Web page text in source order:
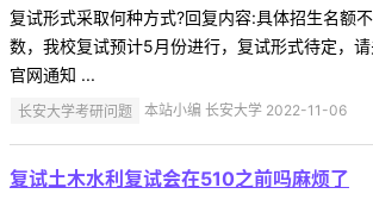
复试形式采取何种方式?回复内容:具体招生名额
数，我校复试预计5月份进行，复试形式待定，
官网通知 ...
长安大学考研问题 本站小编 长安大学 2022-11-06
复试土木水利复试会在510之前吗麻烦了